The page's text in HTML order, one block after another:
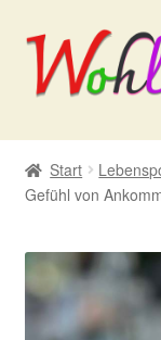
Zur
Navigation
springen
Zum
Inhalt
springen
Start
AGB
Deine Auswahl
Start
Gefühl von